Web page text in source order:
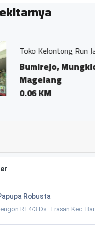
Robusta
RT4/3 Ds. Trasan Kec.